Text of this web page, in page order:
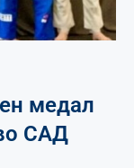
медал
САД